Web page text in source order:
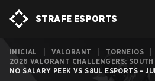
STRAFE ESPORTS
INICIAL VALORANT TORNEIOS
2026 VALORANT CHALLENGERS:
NO SALARY PEEK VS S8UL ESPORTS -